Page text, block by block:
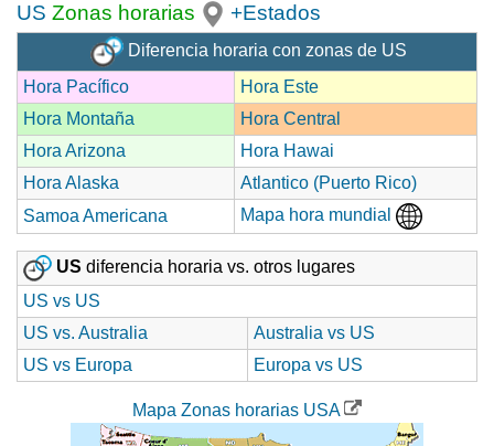
US Zonas horarias +Estados
Diferencia horaria con zonas de US
Hora Pacífico
Hora Este
Hora Montaña
Hora Central
Hora Arizona
Hora Hawai
Hora Alaska
Atlantico (Puerto Rico)
Samoa Americana
Mapa hora mundial
US diferencia horaria vs. otros lugares
US vs US
US vs. Australia
Australia vs US
US vs Europa
Europa vs US
Mapa Zonas horarias USA